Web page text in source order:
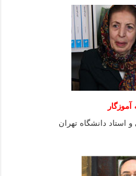
آموزگار
استاد دانشگاه تهران